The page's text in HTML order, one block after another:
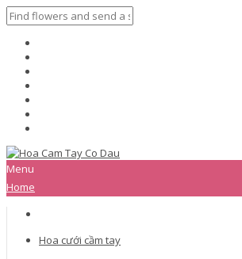
Menu
Home
Hoa cưới cầm tay